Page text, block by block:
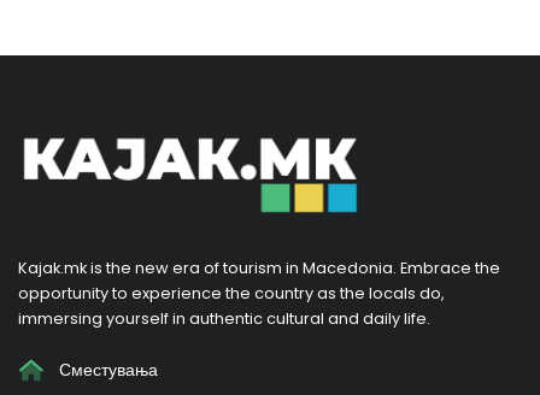
Kajak.mk is the new era of tourism in Macedonia. Embrace the
opportunity to experience the country as the locals do,
immersing yourself in authentic cultural and daily life.
Сместувања